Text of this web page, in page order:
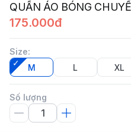
QUẦN ÁO BÓNG
175.000đ
Size:
M
L XL
Số lượng